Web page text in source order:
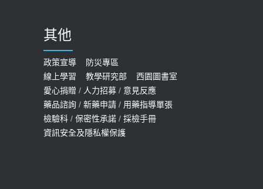
預約
2022-01-07
114年【公費流感及新冠疫苗】門診
預約
2025-09-30
其他
政策宣導
防災專區
線上學習
教學研究部
西園圖書室
愛心捐贈 / 人力招募 / 意見反應
藥品諮詢 / 新藥申請 / 用藥指導單張
檢驗科 / 保密性承諾 / 採檢手冊
資訊安全及隱私權保護